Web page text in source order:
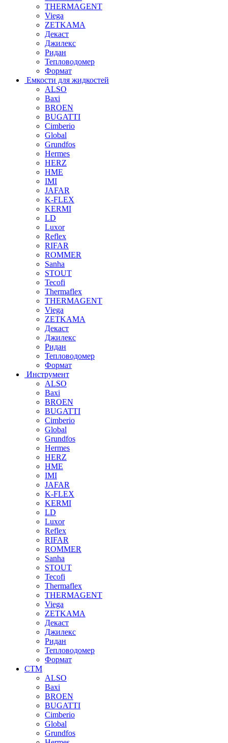
THERMAGENT
Viega
ZETKAMA
Декаст
Джилекс
Ридан
Тепловодомер
Формат
Емкости для жидкостей
ALSO
Baxi
BROEN
BUGATTI
Cimberio
Global
Grundfos
Hermes
HERZ
HME
IMI
JAFAR
K-FLEX
KERMI
LD
Luxor
Reflex
RIFAR
ROMMER
Sanha
STOUT
Tecofi
Thermaflex
THERMAGENT
Viega
ZETKAMA
Декаст
Джилекс
Ридан
Тепловодомер
Формат
Инструмент
ALSO
Baxi
BROEN
BUGATTI
Cimberio
Global
Grundfos
Hermes
HERZ
HME
IMI
JAFAR
K-FLEX
KERMI
LD
Luxor
Reflex
RIFAR
ROMMER
Sanha
STOUT
Tecofi
Thermaflex
THERMAGENT
Viega
ZETKAMA
Декаст
Джилекс
Ридан
Тепловодомер
Формат
СТМ
ALSO
Baxi
BROEN
BUGATTI
Cimberio
Global
Grundfos